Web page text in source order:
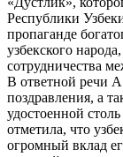
Республики
пропаганде
узбекского
сотрудничества
В ответной речи
поздравления, а
удостоенной
отметила, что
огромный вклад